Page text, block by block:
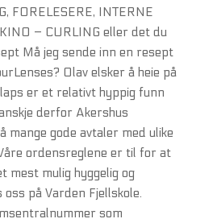
FORELESERE, INTERNE
– CURLING eller det du
Må jeg sende inn en resept
Olav elsker å heie på
er et relativt hyppig funn
derfor Akershus
mange gode avtaler med ulike
ordensreglene er til for at
mest mulig hyggelig og
på Varden Fjellskole.
som